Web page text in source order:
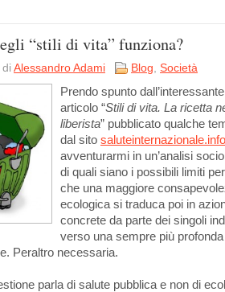
“stili di vita” funziona?
Alessandro Adami Blog, Società
Prendo spunto dall’interessante
articolo “Stili di vita. La ricetta
liberista” pubblicato qualche
dal sito saluteinternazionale.info
avventurarmi in un’analisi
di quali siano i possibili limiti
che una maggiore
ecologica si traduca poi in
concrete da parte dei singoli
verso una sempre più profonda
Peraltro necessaria.
parla di salute pubblica e non di